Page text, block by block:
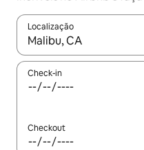
Localização
Quando os resultados
Check-in
Checkout